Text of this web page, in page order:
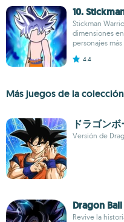
10.
Stickman
dimensiones
personajes
4.4
Más juegos de la
ドラゴン
Versión de
Dragon
Revive la